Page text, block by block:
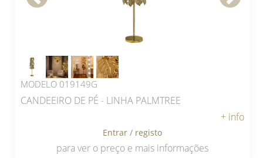
MODELO 019149G
CANDEEIRO DE PÉ - LINHA PALMTREE
+ info
Entrar / registo
para ver o preço e mais informações